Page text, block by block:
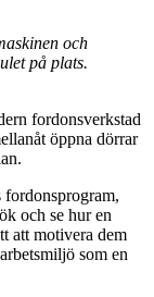
och
på plats.
fordonsverkstad
öppna dörrar
fordonsprogram,
och se hur en
att motivera dem
som en